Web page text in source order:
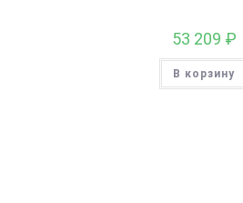
53 209 ₽
В корзину